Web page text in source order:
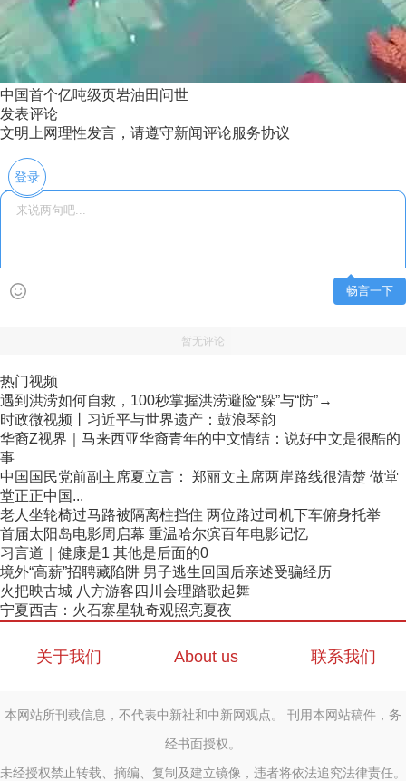
中国首个亿吨级页岩油田问世
发表评论
文明上网理性发言，请遵守新闻评论服务协议
登录
畅言一下
暂无评论
热门视频
遇到洪涝如何自救，100秒掌握洪涝避险“躲”与“防”→
时政微视频丨习近平与世界遗产：鼓浪琴韵
华裔Z视界｜马来西亚华裔青年的中文情结：说好中文是很酷的
事
中国国民党前副主席夏立言： 郑丽文主席两岸路线很清楚 做堂
堂正正中国...
老人坐轮椅过马路被隔离柱挡住 两位路过司机下车俯身托举
首届太阳岛电影周启幕 重温哈尔滨百年电影记忆
习言道｜健康是1 其他是后面的0
境外“高薪”招聘藏陷阱 男子逃生回国后亲述受骗经历
火把映古城 八方游客四川会理踏歌起舞
宁夏西吉：火石寨星轨奇观照亮夏夜
关于我们 About us 联系我们
本网站所刊载信息，不代表中新社和中新网观点。 刊用本网站稿件，务
经书面授权。
未经授权禁止转载、摘编、复制及建立镜像，违者将依法追究法律责任。